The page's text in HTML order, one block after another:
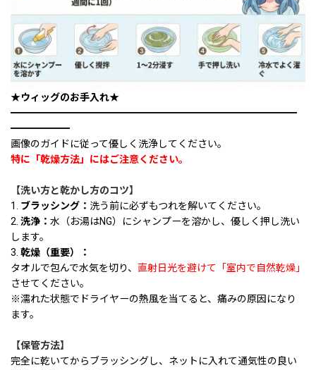
★ウィッグのお手入れ★
━━━━━━━━━━━━━━━━━━━━━━━━━━━━━
━━━━━━
画像のガイドに従って優しく洗浄してください。
特に「乾燥方法」にはご注意ください。
【洗い方と乾かし方のコツ】
1. ブラッシング： 洗う前に必ずもつれを解いてください。
2. 洗浄： 水（お湯はNG）にシャンプーを溶かし、優しく押し洗い
します。
3. 乾燥（重要）：
タオルで包んで水気を切り、 直射日光を避けて「室内で自然乾燥」
させてください。
※濡れた状態でドライヤーの熱風を当てると、痛みの原因になり
ます。
【保管方法】
完全に乾いてからブラッシングし、ネットに入れて通気性の良い